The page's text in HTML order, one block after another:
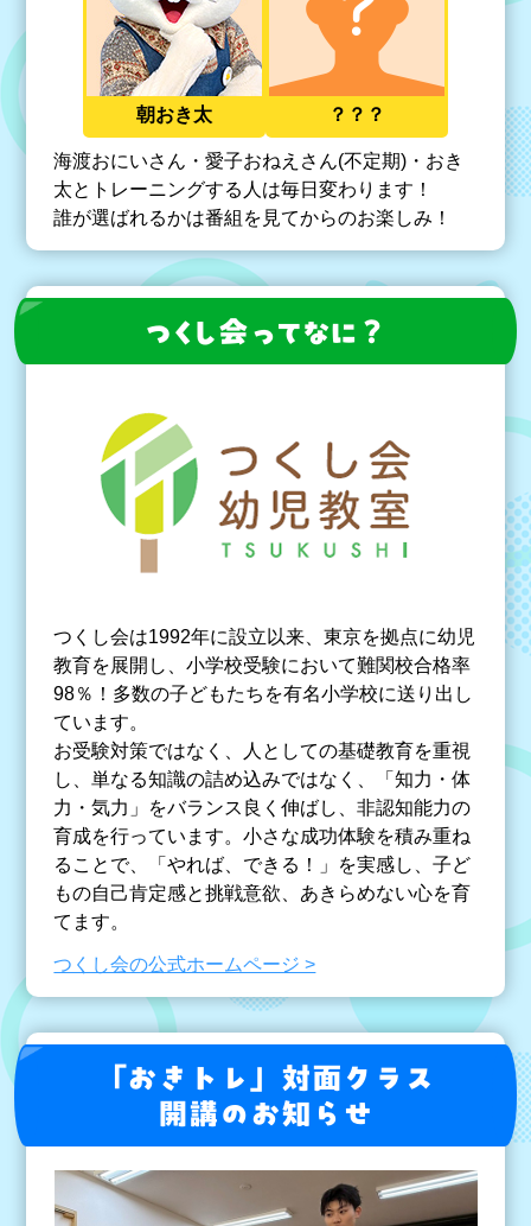
朝おき太 ？？？
海渡おにいさん・愛子おねえさん(不定期)・おき
太とトレーニングする人は毎日変わります！
誰が選ばれるかは番組を見てからのお楽しみ！
つく し会ってなに ？
つくし会は1992年に設立以来、東京を拠点に幼児
教育を展開し、小学校受験において難関校合格率
98％！多数の子どもたちを有名小学校に送り出し
ています。
お受験対策ではなく、人としての基礎教育を重視
し、単なる知識の詰め込みではなく、「知力・体
力・気力」をバランス良く伸ばし、非認知能力の
育成を行っています。小さな成功体験を積み重ね
ることで、「やれば、できる！」を実感し、子ど
もの自己肯定感と挑戦意欲、あきらめない心を育
てます。
つくし会の公式ホームページ >
「おきトレ」対面クラス
開講のお知らせ